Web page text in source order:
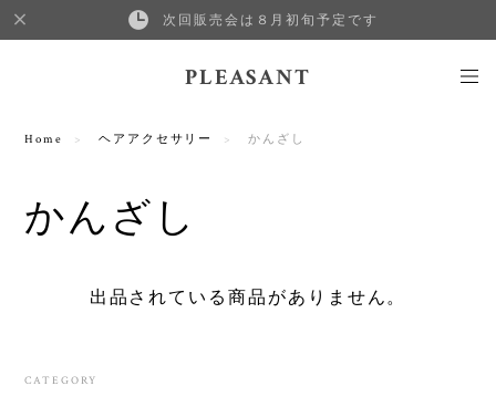
次回販売会は８月初旬予定です
PLEASANT
Home ヘアアクセサリー かんざし
かんざし
出品されている商品がありません。
CATEGORY